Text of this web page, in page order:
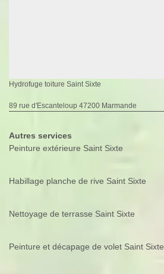
Hydrofuge toiture Saint Sixte
89 rue d'Escanteloup 47200 Marmande
Autres services
Peinture extérieure Saint Sixte
Habillage planche de rive Saint Sixte
Nettoyage de terrasse Saint Sixte
Peinture et décapage de volet Saint Sixte